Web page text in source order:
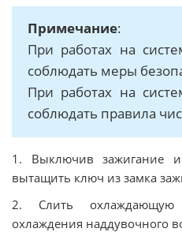
Примечание:
При работах на
соблюдать меры
При работах на
соблюдать правила
1. Выключив зажигание и
вытащить ключ из замка
2. Слить
oxлaждeния наддувочного